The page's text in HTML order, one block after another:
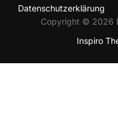
Datenschutzerklärung
Copyright © 2026
Inspiro